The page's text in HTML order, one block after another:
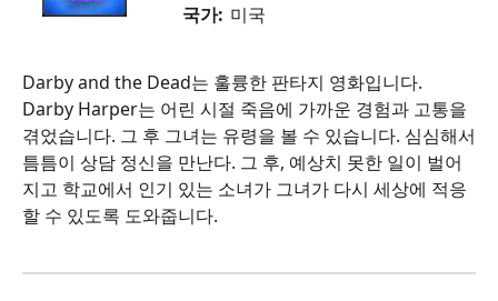
국가: 미국
Darby and the Dead는 훌륭한 판타지 영화입니다.
Darby Harper는 어린 시절 죽음에 가까운 경험과 고통을
겪었습니다. 그 후 그녀는 유령을 볼 수 있습니다. 심심해서
틈틈이 상담 정신을 만난다. 그 후, 예상치 못한 일이 벌어
지고 학교에서 인기 있는 소녀가 그녀가 다시 세상에 적응
할 수 있도록 도와줍니다.